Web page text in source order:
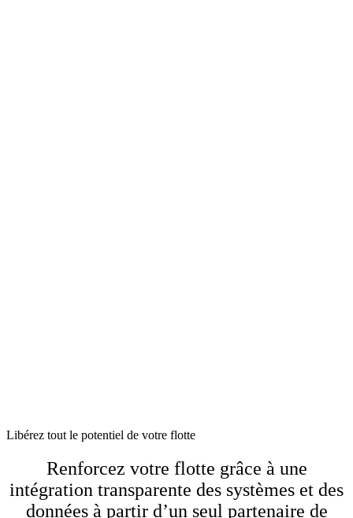
Libérez tout le potentiel de votre flotte
Renforcez votre flotte grâce à une
intégration transparente des systèmes et des
données à partir d’un seul partenaire de